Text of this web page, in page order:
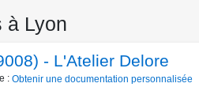
à Lyon
- L'Atelier Delore
: Obtenir une documentation personnalisée